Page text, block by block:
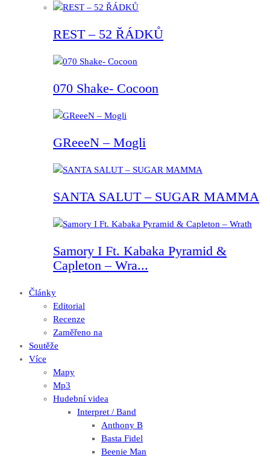
REST – 52 ŘÁDKŮ
070 Shake- Cocoon
GReeeN – Mogli
SANTA SALUT – SUGAR MAMMA
Samory I Ft. Kabaka Pyramid &
Capleton – Wra...
Články
Editorial
Recenze
Zaměřeno na
Soutěže
Více
Mapy
Mp3
Hudební videa
Interpret / Band
Anthony B
Basta Fidel
Beenie Man